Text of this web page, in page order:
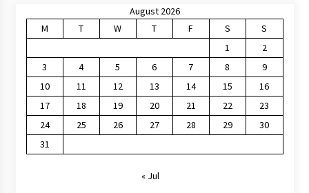
August 2026
M
T W T F S
S
1
2
3
4 5 6 7 8
9
10
11 12 13 14 15
16
17
18 19 20 21 22
23
24
25 26 27 28 29
30
31
« Jul